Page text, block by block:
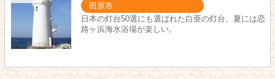
田原市
日本の灯台50選にも選ばれた白亜の灯台。夏には恋
路ヶ浜海水浴場が楽しい。